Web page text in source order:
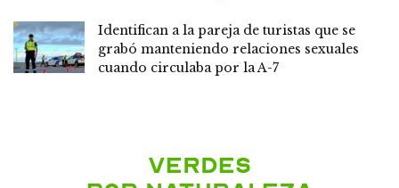
Identifican a la pareja de turistas que se
grabó manteniendo relaciones sexuales
cuando circulaba por la A-7